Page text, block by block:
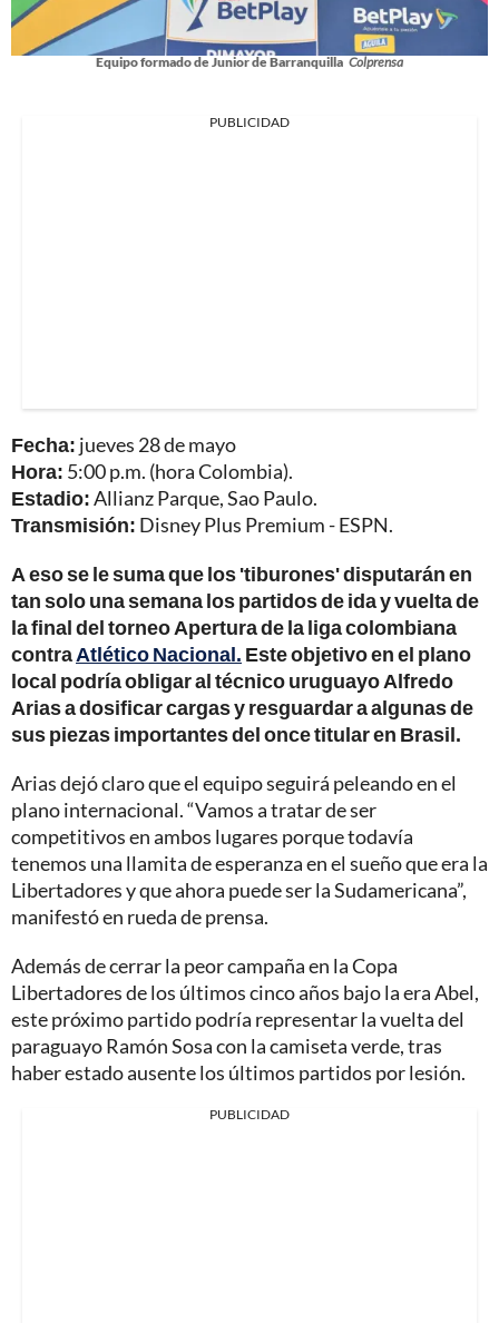
Equipo formado de Junior de Barranquilla Colprensa
PUBLICIDAD
Fecha: jueves 28 de mayo
Hora: 5:00 p.m. (hora Colombia).
Estadio:Allianz Parque, Sao Paulo.
Transmisión: Disney Plus Premium - ESPN.
A eso se le suma que los 'tiburones' disputarán en
tan solo una semana los partidos de ida y vuelta de
la final del torneo Apertura de la liga colombiana
contraAtlético Nacional. Este objetivo en el plano
local podría obligar al técnico uruguayo Alfredo
Arias a dosificar cargas y resguardar a algunas de
sus piezas importantes del once titular en Brasil.
Arias dejó claro que el equipo seguirá peleando en el
plano internacional. “Vamos a tratar de ser
competitivos en ambos lugares porque todavía
tenemos una llamita de esperanza en el sueño que era la
Libertadores y que ahora puede ser la Sudamericana”,
manifestó en rueda de prensa.
Además de cerrar la peor campaña en la Copa
Libertadores de los últimos cinco años bajo la era Abel,
este próximo partido podría representar la vuelta del
paraguayo Ramón Sosa con la camiseta verde, tras
haber estado ausente los últimos partidos por lesión.
PUBLICIDAD